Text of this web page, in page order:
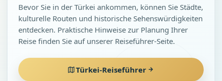
Bevor Sie in der Türkei ankommen, können Sie Städte,
kulturelle Routen und historische Sehenswürdigkeiten
entdecken. Praktische Hinweise zur Planung Ihrer
Reise finden Sie auf unserer Reiseführer-Seite.
Türkei-Reiseführer